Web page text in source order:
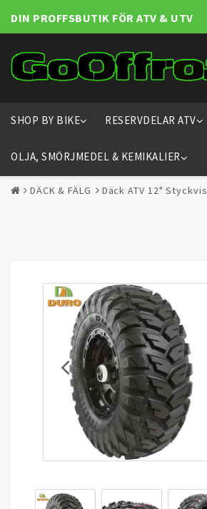
DIN PROFFSBUTIK FÖR ATV & UTV
SHOP BY BIKE RESERVDELAR ATV
OLJA, SMÖRJMEDEL & KEMIKALIER
DÄCK & FÄLG Däck ATV 12" Styckvis